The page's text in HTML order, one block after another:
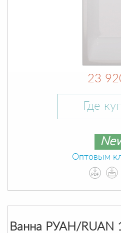
23
Где
Оптовым
Ванна РУАН/